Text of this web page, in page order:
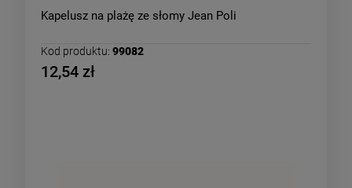
Kapelusz na plażę ze słomy Jean Poli
Kod produktu: 99082
12,54 zł